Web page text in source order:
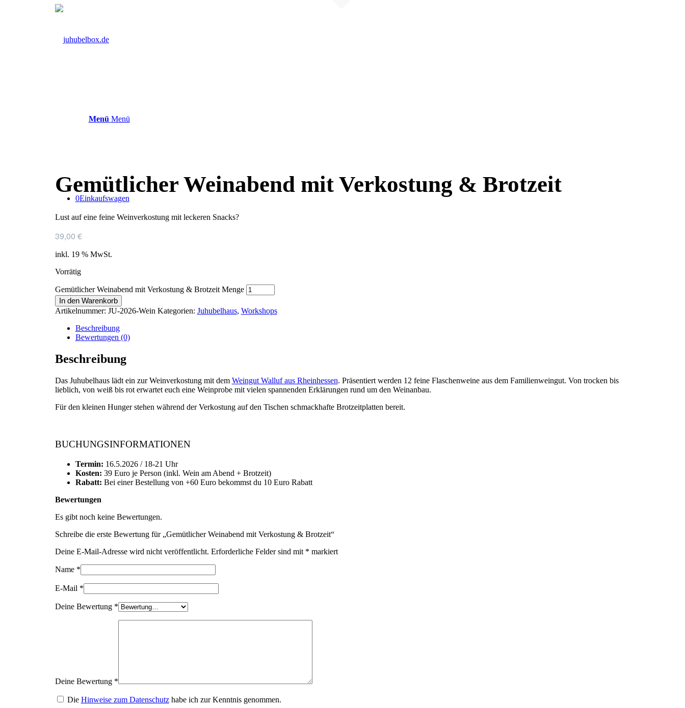
Menü Menü
0Einkaufswagen
Gemütlicher Weinabend mit Verkostung & Brotzeit
Lust auf eine feine Weinverkostung mit leckeren Snacks?
39,00 €
inkl. 19 % MwSt.
Vorrätig
Gemütlicher Weinabend mit Verkostung & Brotzeit Menge
In den Warenkorb
Artikelnummer: JU-2026-Wein Kategorien: Juhubelhaus, Workshops
Beschreibung
Bewertungen (0)
Beschreibung
Das Juhubelhaus lädt ein zur Weinverkostung mit dem Weingut Walluf aus Rheinhessen. Präsentiert werden 12 feine Flaschenweine aus dem Familienweingut. Von trocken bis
lieblich, von weiß bis rot erwartet euch eine Weinprobe mit vielen spannenden Erklärungen rund um den Weinanbau.
Für den kleinen Hunger stehen während der Verkostung auf den Tischen schmackhafte Brotzeitplatten bereit.
BUCHUNGSINFORMATIONEN
Termin: 16.5.2026 / 18-21 Uhr
Kosten: 39 Euro je Person (inkl. Wein am Abend + Brotzeit)
Rabatt: Bei einer Bestellung von +60 Euro bekommst du 10 Euro Rabatt
Bewertungen
Es gibt noch keine Bewertungen.
Schreibe die erste Bewertung für „Gemütlicher Weinabend mit Verkostung & Brotzeit“
Deine E-Mail-Adresse wird nicht veröffentlicht. Erforderliche Felder sind mit * markiert
Name *
E-Mail *
Deine Bewertung *
Deine Bewertung *
Die Hinweise zum Datenschutzhabe ich zur Kenntnis genommen.